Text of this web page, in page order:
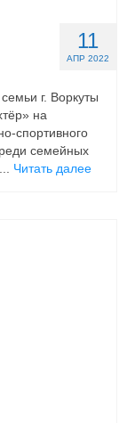
11
АПР 2022
г. Воркуты
на
спортивного
семейных
Читать далее